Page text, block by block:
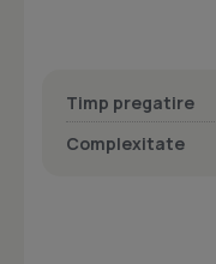
Timp pregatire
Complexitate